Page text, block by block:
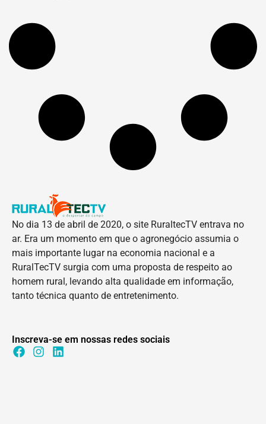
No dia 13 de abril de 2020, o site RuraltecTV entrava no
ar. Era um momento em que o agronegócio assumia o
mais importante lugar na economia nacional e a
RuralTecTV surgia com uma proposta de respeito ao
homem rural, levando alta qualidade em informação,
tanto técnica quanto de entretenimento.
Inscreva-se em nossas redes sociais